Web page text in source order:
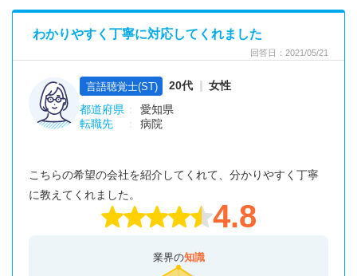
回答日：2021/05/21
わかりやすく丁寧に対応してくれました
言語聴覚士(ST) 20代
女性
都道府県
愛知県
転職先
病院
こちらの希望の会社を紹介してくれて、分かりやすく丁寧
に教えてくれました。
4.8
業界の知識